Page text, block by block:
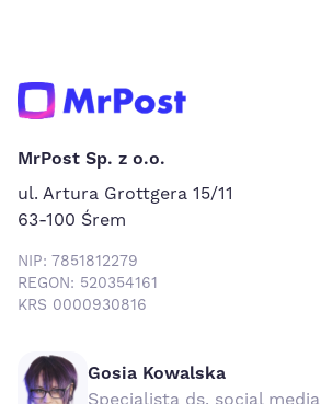
MrPost Sp. z o.o.
ul. Artura Grottgera 15/11
63-100 Śrem
NIP: 7851812279
REGON: 520354161
KRS 0000930816
Gosia Kowalska
Specjalista ds. social media